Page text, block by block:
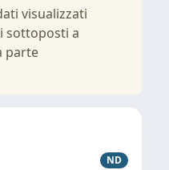
visualizzati
sottoposti a
parte
ND